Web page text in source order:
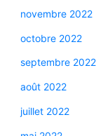
novembre 2022
octobre 2022
septembre 2022
août 2022
juillet 2022